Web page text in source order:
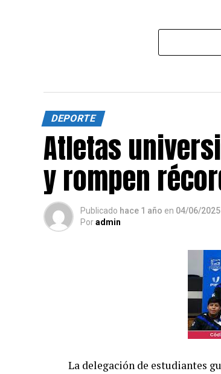
DEPORTE
Atletas
y rompen
Publicado hace 1 año en 04/06/2025
Poradmin
La delegación de estudiantes